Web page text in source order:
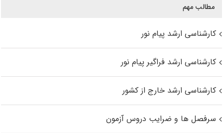
مطالب مهم
کارشناسی ارشد پیام نور
کارشناسی ارشد فراگیر پیام نور
کارشناسی ارشد خارج از کشور
سرفصل ها و ضرایب دروس آزمون